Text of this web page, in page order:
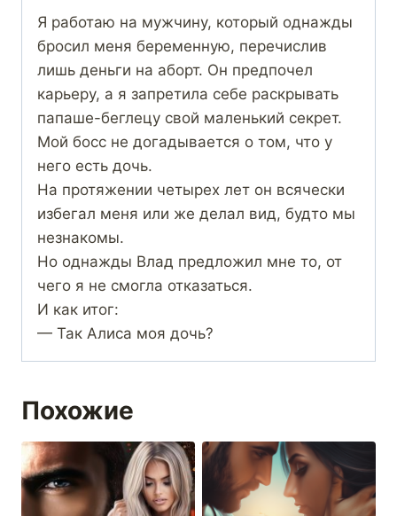
Я работаю на мужчину, который однажды
бросил меня беременную, перечислив
лишь деньги на аборт. Он предпочел
карьеру, а я запретила себе раскрывать
папаше-беглецу свой маленький секрет.
Мой босс не догадывается о том, что у
него есть дочь.
На протяжении четырех лет он всячески
избегал меня или же делал вид, будто мы
незнакомы.
Но однажды Влад предложил мне то, от
чего я не смогла отказаться.
И как итог:
— Так Алиса моя дочь?
Похожие